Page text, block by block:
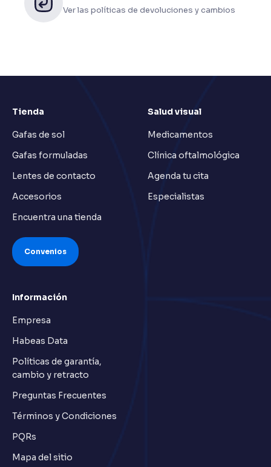
Ver las políticas de devoluciones y cambios
Tienda
Gafas de sol
Gafas formuladas
Lentes de contacto
Accesorios
Encuentra una tienda
Convenios
Salud visual
Medicamentos
Clínica oftalmológica
Agenda tu cita
Especialistas
Información
Empresa
Habeas Data
Políticas de garantía,
cambio y retracto
Preguntas Frecuentes
Términos y Condiciones
PQRs
Mapa del sitio